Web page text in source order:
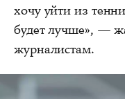
хочу уйти из
будет лучше», —
журналистам.